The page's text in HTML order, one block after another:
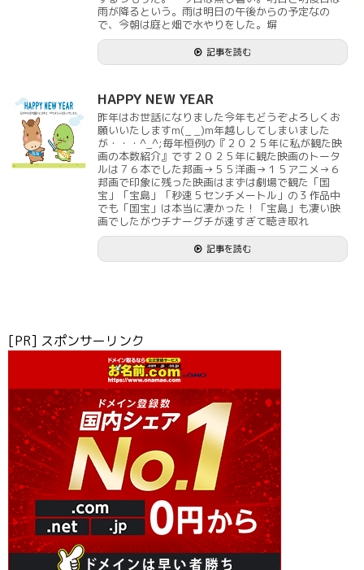
雨が降るという。雨は明日の午後からの予定なの
で、今朝は庭と畑で水やりをした。塀
記事を読む
HAPPY NEW YEAR
昨年はお世話になりました今年もどうぞよろしくお
願いいたしますm(_ _)m年越ししてしまいました
が・・・^_^;毎年恒例の『２０２５年に私が観た映
画の本数紹介』です２０２５年に観た映画のトータ
ルは７６本でした邦画→５５洋画→１５アニメ→６
邦画で印象に残った映画はまずは劇場で観た「国
宝」「宝島」「秒速５センチメートル」の３作品中
でも「国宝」は本当に凄かった！「宝島」も凄い映
画でしたがウチナーグチが速すぎて聴き取れ
記事を読む
[PR] スポンサーリンク